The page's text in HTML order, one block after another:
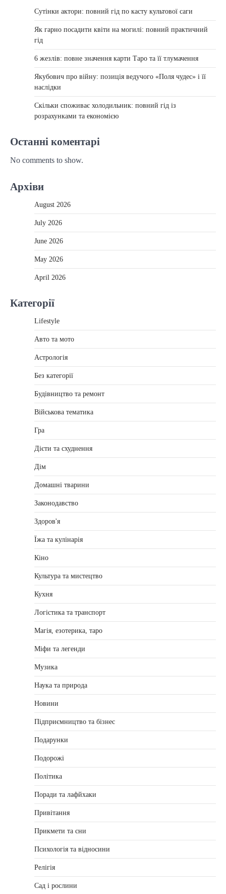
Сутінки актори: повний гід по касту культової саги
Як гарно посадити квіти на могилі: повний практичний
гід
6 жезлів: повне значення карти Таро та її тлумачення
Якубович про війну: позиція ведучого «Поля чудес» і її
наслідки
Скільки споживає холодильник: повний гід із
розрахунками та економією
Останні коментарі
No comments to show.
Архіви
August 2026
July 2026
June 2026
May 2026
April 2026
Категорії
Lifestyle
Авто та мото
Астрологія
Без категорії
Будівництво та ремонт
Військова тематика
Гра
Дієти та схуднення
Дім
Домашні тварини
Законодавство
Здоров'я
Їжа та кулінарія
Кіно
Культура та мистецтво
Кухня
Логістика та транспорт
Магія, езотерика, таро
Міфи та легенди
Музика
Наука та природа
Новини
Підприємництво та бізнес
Подарунки
Подорожі
Політика
Поради та лафйхаки
Привітання
Прикмети та сни
Психологія та відносини
Релігія
Сад і рослини